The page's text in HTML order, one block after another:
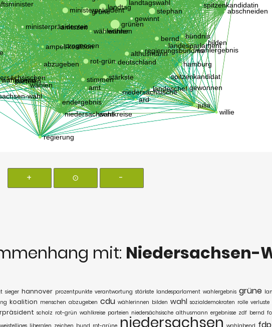
+ ⊙ -
mit: Niedersachsen-
sieger hannover prozentpunkte verantwortung stärkste landesparlament wahlergebnis grüne
koalition menschen abzugeben cdu wählerinnen bilden wahl sozialdemokraten rolle verluste
scholz rot-grün wahlkreise parteien niedersächsische althusmann ergebnisse zdf bernd
niedersachsen fdp